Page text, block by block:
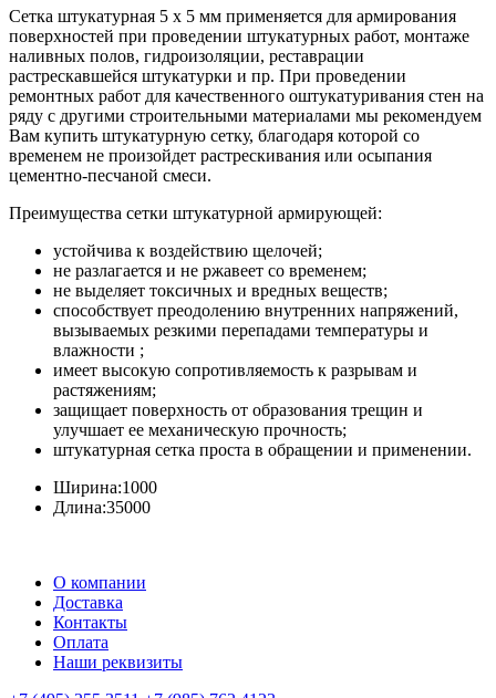
Сетка штукатурная 5 х 5 мм применяется для армирования
поверхностей при проведении штукатурных работ, монтаже
наливных полов, гидроизоляции, реставрации
растрескавшейся штукатурки и пр. При проведении
ремонтных работ для качественного оштукатуривания стен на
ряду с другими строительными материалами мы рекомендуем
Вам купить штукатурную сетку, благодаря которой со
временем не произойдет растрескивания или осыпания
цементно-песчаной смеси.
Преимущества сетки штукатурной армирующей:
устойчива к воздействию щелочей;
не разлагается и не ржавеет со временем;
не выделяет токсичных и вредных веществ;
способствует преодолению внутренних напряжений,
вызываемых резкими перепадами температуры и
влажности ;
имеет высокую сопротивляемость к разрывам и
растяжениям;
защищает поверхность от образования трещин и
улучшает ее механическую прочность;
штукатурная сетка проста в обращении и применении.
Ширина:1000
Длина:35000
О компании
Доставка
Контакты
Оплата
Наши реквизиты